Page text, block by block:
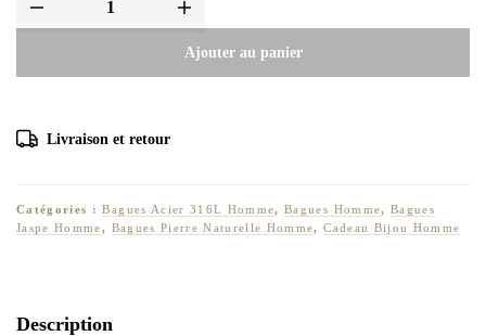
Ajouter au panier
Livraison et retour
Catégories :Bagues Acier 316L Homme,Bagues Homme, Bagues
Jaspe Homme, Bagues Pierre Naturelle Homme,Cadeau Bijou Homme
Description